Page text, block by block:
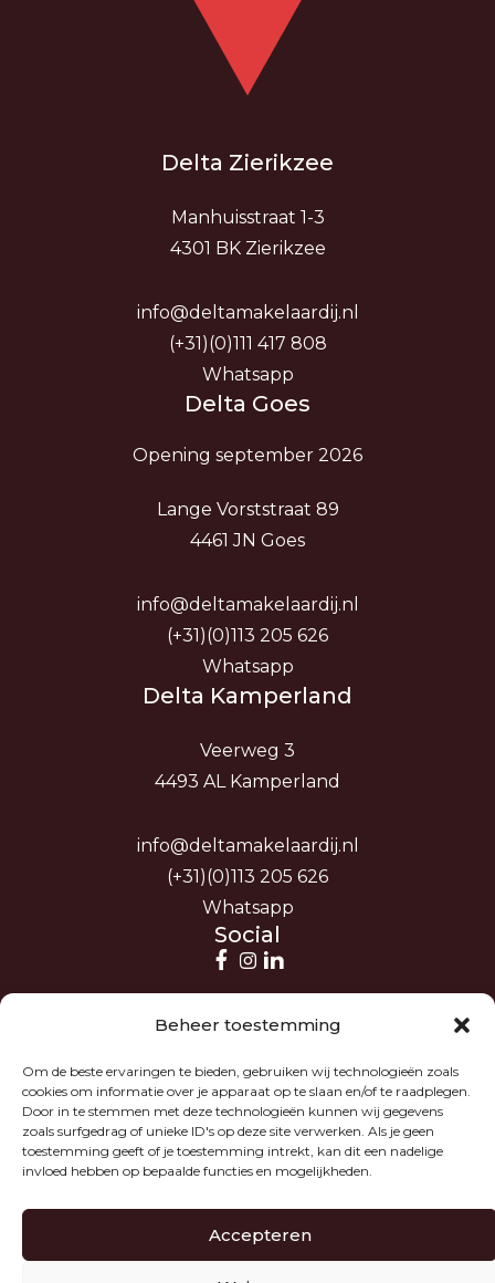
Beheer toestemming
Om de beste ervaringen te bieden, gebruiken wij technologieën zoals
cookies om informatie over je apparaat op te slaan en/of te raadplegen.
Door in te stemmen met deze technologieën kunnen wij gegevens
zoals surfgedrag of unieke ID's op deze site verwerken. Als je geen
toestemming geeft of je toestemming intrekt, kan dit een nadelige
invloed hebben op bepaalde functies en mogelijkheden.
Accepteren
Delta Zierikzee
Manhuisstraat 1-3
4301 BK Zierikzee
info@deltamakelaardij.nl
(+31)(0)111 417 808
Whatsapp
Delta Goes
Opening september 2026
Lange Vorststraat 89
4461 JN Goes
info@deltamakelaardij.nl
(+31)(0)113 205 626
Whatsapp
Delta Kamperland
Veerweg 3
4493 AL Kamperland
info@deltamakelaardij.nl
(+31)(0)113 205 626
Whatsapp
Social